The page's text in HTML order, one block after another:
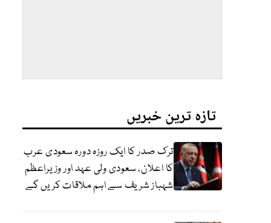
تازہ ترین خبریں
ترک صدر کا ایک روزہ دورہ سعودی عرب
کا اعلان، سعودی ولی عہد اور وزیراعظم
شہباز شریف سے اہم ملاقات کریں گے